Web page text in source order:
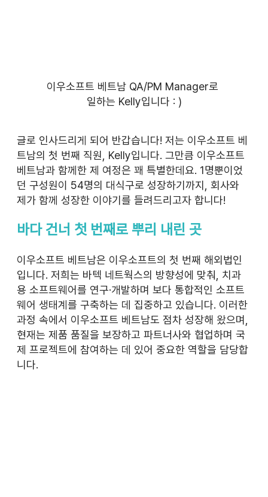
이우소프트 베트남 QA/PM Manager로
일하는 Kelly입니다 : )
글로 인사드리게 되어 반갑습니다! 저는 이우소프트 베
트남의 첫 번째 직원, Kelly입니다. 그만큼 이우소프트
베트남과 함께한 제 여정은 꽤 특별한데요. 1명뿐이었
던 구성원이 54명의 대식구로 성장하기까지, 회사와
제가 함께 성장한 이야기를 들려드리고자 합니다!
바다 건너 첫 번째로 뿌리 내린 곳
이우소프트 베트남은 이우소프트의 첫 번째 해외법인
입니다. 저희는 바텍 네트웍스의 방향성에 맞춰, 치과
용 소프트웨어를 연구·개발하며 보다 통합적인 소프트
웨어 생태계를 구축하는 데 집중하고 있습니다. 이러한
과정 속에서 이우소프트 베트남도 점차 성장해 왔으며,
현재는 제품 품질을 보장하고 파트너사와 협업하며 국
제 프로젝트에 참여하는 데 있어 중요한 역할을 담당합
니다.